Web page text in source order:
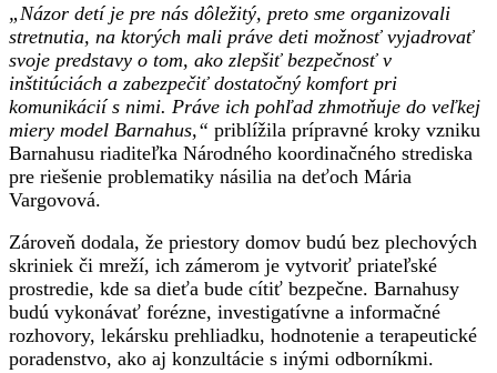
„Názor detí je pre nás dôležitý, preto sme organizovali
stretnutia, na ktorých mali práve deti možnosť vyjadrovať
svoje predstavy o tom, ako zlepšiť bezpečnosť v
inštitúciách a zabezpečiť dostatočný komfort pri
komunikácií s nimi. Práve ich pohľad zhmotňuje do veľkej
miery model Barnahus,“ priblížila prípravné kroky vzniku
Barnahusu riaditeľka Národného koordinačného strediska
pre riešenie problematiky násilia na deťoch Mária
Vargovová.
Zároveň dodala, že priestory domov budú bez plechových
skriniek či mreží, ich zámerom je vytvoriť priateľské
prostredie, kde sa dieťa bude cítiť bezpečne. Barnahusy
budú vykonávať forézne, investigatívne a informačné
rozhovory, lekársku prehliadku, hodnotenie a terapeutické
poradenstvo, ako aj konzultácie s inými odborníkmi.